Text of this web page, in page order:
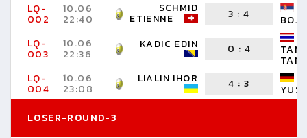
LQ-
002
10.06
22:40
SCHMID
ETIENNE 3 :4
LQ-
003
10.06
22:36
KADIC EDIN 0 : 4
LQ-
004
10.06
23:08
LIALIN IHOR 4 :3
LOSER-ROUND-3